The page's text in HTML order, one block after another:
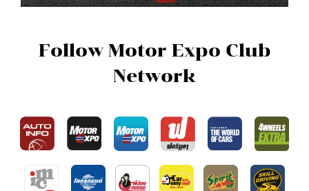
Follow Motor Expo Club
Network